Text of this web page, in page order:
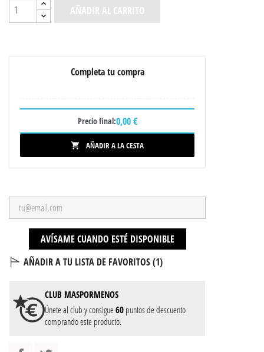
AÑADIR AL CARRITO
Completa tu compra
Precio final:0,00 €
 AÑADIR A LA CESTA
AVÍSAME CUANDO ESTÉ DISPONIBLE
AÑADIR A TU LISTA DE FAVORITOS (1)
CLUB MASPORMENOS
Únete al club y consigue60 puntos de descuento
comprando este producto.